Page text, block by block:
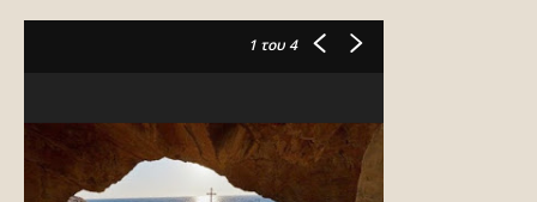
1 του 4